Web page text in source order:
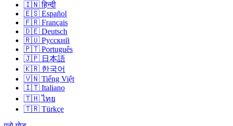
🇮🇳 हिन्दी
🇪🇸 Español
🇫🇷 Français
🇩🇪 Deutsch
🇷🇺 Русский
🇵🇹 Português
🇯🇵 日本語
🇰🇷 한국어
🇻🇳 Tiếng Việt
🇮🇹 Italiano
🇹🇭 ไทย
🇹🇷 Türkçe